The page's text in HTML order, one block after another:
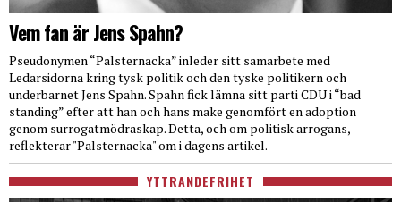
Vem fan är Jens Spahn?
Pseudonymen “Palsternacka” inleder sitt samarbete med
Ledarsidorna kring tysk politik och den tyske politikern och
underbarnet Jens Spahn. Spahn fick lämna sitt parti CDU i “bad
standing” efter att han och hans make genomfört en adoption
genom surrogatmödraskap. Detta, och om politisk arrogans,
reflekterar "Palsternacka" om i dagens artikel.
YTTRANDEFRIHET